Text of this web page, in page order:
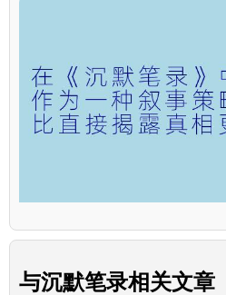
与沉默笔录相关文章